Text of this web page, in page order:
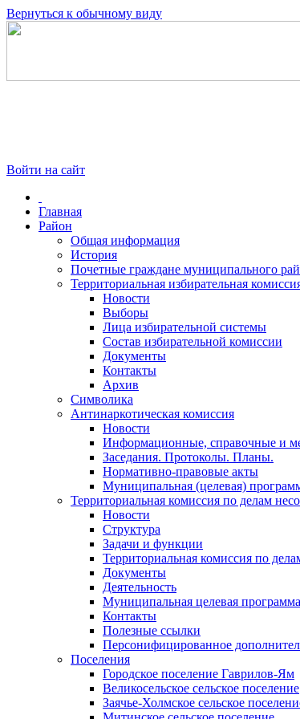
Вернуться к обычному виду
Войти на сайт
Главная
Район
Общая информация
История
Почетные граждане муниципального
Территориальная избирательная
Новости
Выборы
Лица избирательной системы
Состав избирательной комиссии
Документы
Контакты
Архив
Символика
Антинаркотическая комиссия
Новости
Информационные, справочные и
Заседания. Протоколы. Планы.
Нормативно-правовые акты
Муниципальная (целевая)
Территориальная комиссия по делам
Новости
Структура
Задачи и функции
Территориальная комиссия по
Документы
Деятельность
Муниципальная целевая программа
Контакты
Полезные ссылки
Персонифицированное
Поселения
Городское поселение Гаврилов-Ям
Великосельское сельское поселение
Заячье-Холмское сельское